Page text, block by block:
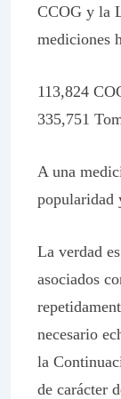
CCOG y la
mediciones
113,824
335,751
A una
popularidad
La verdad
asociados
necesario
la
de carácter